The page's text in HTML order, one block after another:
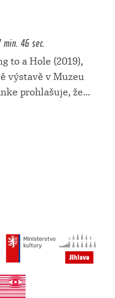
46 sec.
to a Hole (2019),
výstavě v Muzeu
prohlašuje, že...